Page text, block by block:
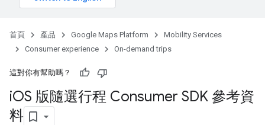
首頁 產品 Google Maps Platform
Mobility Services
Consumer experience
On-demand trips
這對你有幫助嗎？
iOS 版隨選行程 Consumer SDK 參考資
料